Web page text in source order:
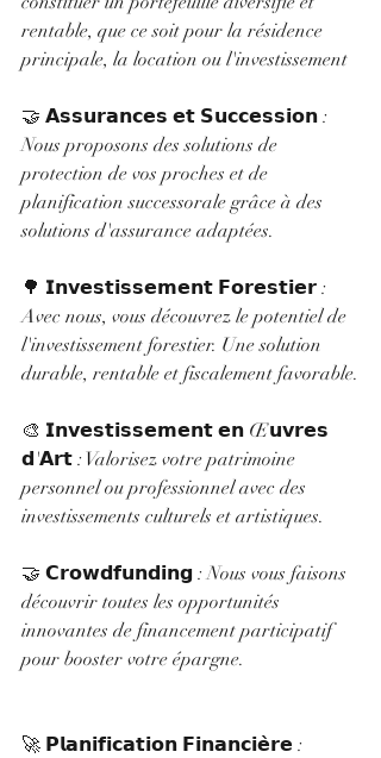
rentable, que ce soit pour la résidence
principale, la location ou l'investissement
🤝 𝗔𝘀𝘀𝘂𝗿𝗮𝗻𝗰𝗲𝘀 𝗲𝘁 𝗦𝘂𝗰𝗰𝗲𝘀𝘀𝗶𝗼𝗻 :
Nous proposons des solutions de
protection de vos proches et de
planification successorale grâce à des
solutions d'assurance adaptées.
🌳 𝗜𝗻𝘃𝗲𝘀𝘁𝗶𝘀𝘀𝗲𝗺𝗲𝗻𝘁 𝗙𝗼𝗿𝗲𝘀𝘁𝗶𝗲𝗿 :
Avec nous, vous découvrez le potentiel de
l'investissement forestier. Une solution
durable, rentable et fiscalement favorable.
🎨 𝗜𝗻𝘃𝗲𝘀𝘁𝗶𝘀𝘀𝗲𝗺𝗲𝗻𝘁 𝗲𝗻 Œ𝘂𝘃𝗿𝗲𝘀
𝗱'𝗔𝗿𝘁 : Valorisez votre patrimoine
personnel ou professionnel avec des
investissements culturels et artistiques.
🤝 𝗖𝗿𝗼𝘄𝗱𝗳𝘂𝗻𝗱𝗶𝗻𝗴 : Nous vous faisons
découvrir toutes les opportunités
innovantes de financement participatif
pour booster votre épargne.
🚀 𝗣𝗹𝗮𝗻𝗶𝗳𝗶𝗰𝗮𝘁𝗶𝗼𝗻 𝗙𝗶𝗻𝗮𝗻𝗰𝗶𝗲̀𝗿𝗲 :